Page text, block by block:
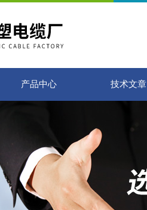
产品中心 技术文章